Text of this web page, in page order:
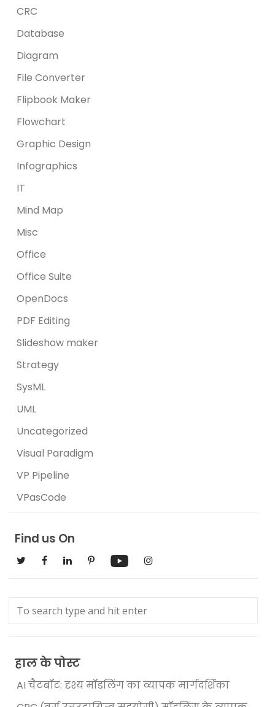
CRC
Database
Diagram
File Converter
Flipbook Maker
Flowchart
Graphic Design
Infographics
IT
Mind Map
Misc
Office
Office Suite
OpenDocs
PDF Editing
Slideshow maker
Strategy
SysML
UML
Uncategorized
Visual Paradigm
VP Pipeline
VPasCode
Find us On
हाल के पोस्ट
AI चैटबॉट: दृश्य मॉडलिंग का व्यापक मार्गदर्शिका